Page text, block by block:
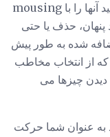
داده می شوند. اما شما می توانید انتخاب کنید آنها را با mousing
پنهان، حذف یا حتی
شده به طور پیش
از انتخاب مخاطب
دیدن چیزها می
به عنوان شما حرکت